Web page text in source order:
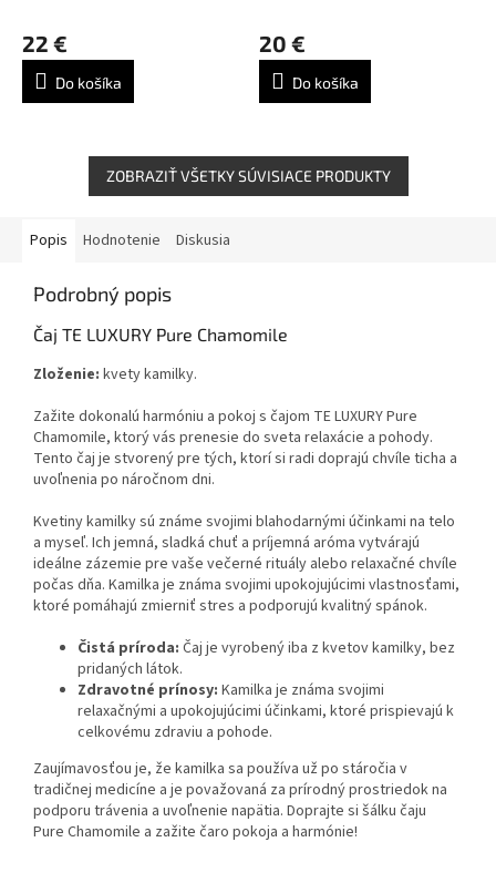
22 €
Do košíka
20 €
Do košíka
ZOBRAZIŤ VŠETKY SÚVISIACE PRODUKTY
Popis Hodnotenie Diskusia
Podrobný popis
Čaj TE LUXURY Pure Chamomile
Zloženie: kvety kamilky.
Zažite dokonalú harmóniu a pokoj s čajom TE LUXURY Pure
Chamomile, ktorý vás prenesie do sveta relaxácie a pohody.
Tento čaj je stvorený pre tých, ktorí si radi doprajú chvíle ticha a
uvoľnenia po náročnom dni.
Kvetiny kamilky sú známe svojimi blahodarnými účinkami na telo
a myseľ. Ich jemná, sladká chuť a príjemná aróma vytvárajú
ideálne zázemie pre vaše večerné rituály alebo relaxačné chvíle
počas dňa. Kamilka je známa svojimi upokojujúcimi vlastnosťami,
ktoré pomáhajú zmierniť stres a podporujú kvalitný spánok.
Čistá príroda: Čaj je vyrobený iba z kvetov kamilky, bez
pridaných látok.
Zdravotné prínosy: Kamilka je známa svojimi
relaxačnými a upokojujúcimi účinkami, ktoré prispievajú k
celkovému zdraviu a pohode.
Zaujímavosťou je, že kamilka sa používa už po stáročia v
tradičnej medicíne a je považovaná za prírodný prostriedok na
podporu trávenia a uvoľnenie napätia. Doprajte si šálku čaju
Pure Chamomile a zažite čaro pokoja a harmónie!